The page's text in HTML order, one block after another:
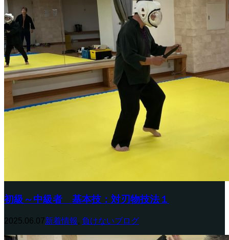
初級～中級者 基本技：対刃物技法１
2025.06.07新着情報 , 負けないブログ